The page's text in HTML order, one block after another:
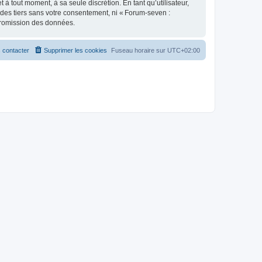
tout moment, à sa seule discrétion. En tant qu’utilisateur,
tiers sans votre consentement, ni « Forum-seven :
des données.
Fuseau horaire sur UTC+02:00
Supprimer les cookies
contacter